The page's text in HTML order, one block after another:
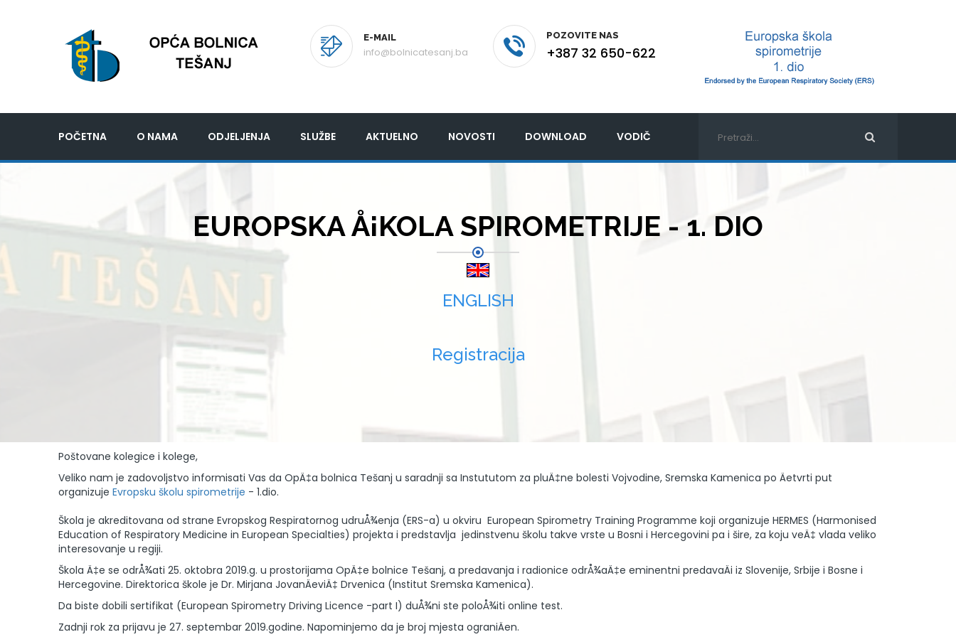
E-MAIL
info@bolnicatesanj.ba
POZOVITE NAS
+387 32 650-622
POČETNA O NAMA ODJELJENJA SLUŽBE AKTUELNO NOVOSTI DOWNLOAD VODIČ
EUROPSKA Å¡KOLA SPIROMETRIJE - 1. DIO
ENGLISH
Registracija
Poštovane kolegice i kolege,
Veliko nam je zadovoljstvo informisati Vas da OpÄ‡a bolnica Tešanj u saradnji sa Instututom za pluÄ‡ne bolesti Vojvodine, Sremska Kamenica po Äetvrti put
organizuje Evropsku školu spirometrije - 1.dio.
Škola je akreditovana od strane Evropskog Respiratornog udruÅ¾enja (ERS-a) u okviru European Spirometry Training Programme koji organizuje HERMES (Harmonised
Education of Respiratory Medicine in European Specialties) projekta i predstavlja jedinstvenu školu takve vrste u Bosni i Hercegovini pa i šire, za koju veÄ‡ vlada veliko
interesovanje u regiji.
Škola Ä‡e se odrÅ¾ati 25. oktobra 2019.g. u prostorijama OpÄ‡e bolnice Tešanj, a predavanja i radionice odrÅ¾aÄ‡e eminentni predavaÄi iz Slovenije, Srbije i Bosne i
Hercegovine. Direktorica škole je Dr. Mirjana JovanÄeviÄ‡ Drvenica (Institut Sremska Kamenica).
Da biste dobili sertifikat (European Spirometry Driving Licence -part I) duÅ¾ni ste poloÅ¾iti online test.
Zadnji rok za prijavu je 27. septembar 2019.godine. Napominjemo da je broj mjesta ograniÄen.